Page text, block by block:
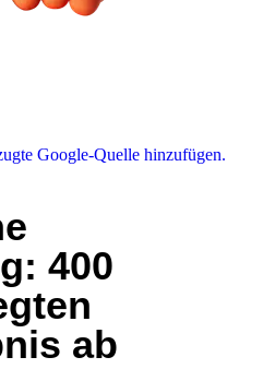
Google-Quelle hinzufügen.
400
ab